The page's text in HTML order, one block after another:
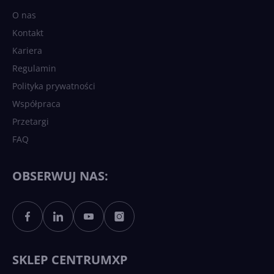
O nas
Kontakt
Kariera
Regulamin
Polityka prywatności
Współpraca
Przetargi
FAQ
OBSERWUJ NAS:
SKLEP CENTRUMXP